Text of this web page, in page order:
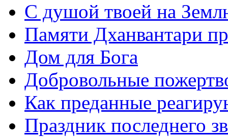
С душой твоей на
Памяти Дханвантари
Дом для Бога
Добровольные
Как преданные
Праздник последнего